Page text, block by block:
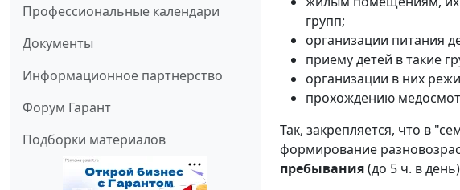
Профессиональные календари
Документы
Информационное партнерство
Форум Гарант
Подборки материалов
групп;
организации питания
приему детей в такие
организации в них
прохождению
Так, закрепляется, что в
формирование
пребывания(до 5 ч. в